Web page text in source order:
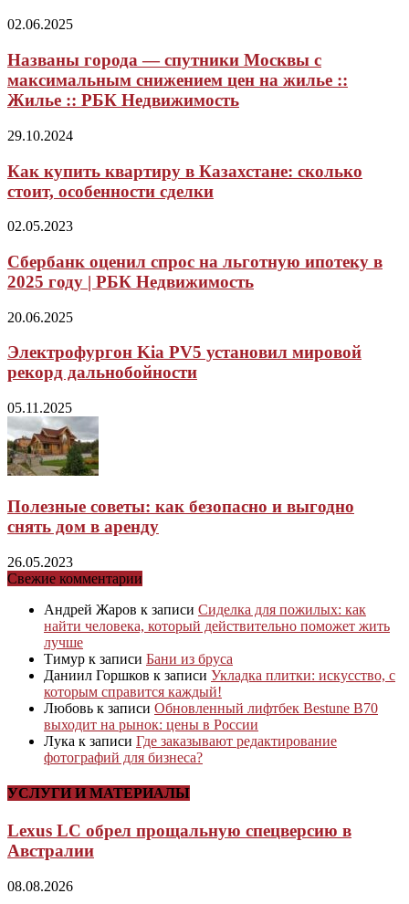
02.06.2025
Названы города — спутники Москвы с
максимальным снижением цен на жилье ::
Жилье :: РБК Недвижимость
29.10.2024
Как купить квартиру в Казахстане: сколько
стоит, особенности сделки
02.05.2023
Сбербанк оценил спрос на льготную ипотеку в
2025 году | РБК Недвижимость
20.06.2025
Электрофургон Kia PV5 установил мировой
рекорд дальнобойности
05.11.2025
Полезные советы: как безопасно и выгодно
снять дом в аренду
26.05.2023
Свежие комментарии
Андрей Жаров к записи Сиделка для пожилых: как
найти человека, который действительно поможет жить
лучше
Тимур к записи Бани из бруса
Даниил Горшков к записи Укладка плитки: искусство, с
которым справится каждый!
Любовь к записи Обновленный лифтбек Bestune B70
выходит на рынок: цены в России
Лука к записи Где заказывают редактирование
фотографий для бизнеса?
УСЛУГИ И МАТЕРИАЛЫ
Lexus LC обрел прощальную спецверсию в
Австралии
08.08.2026